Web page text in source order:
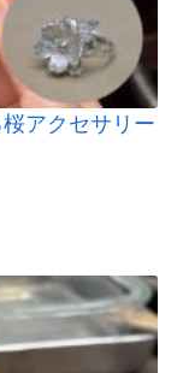
アクセサリー